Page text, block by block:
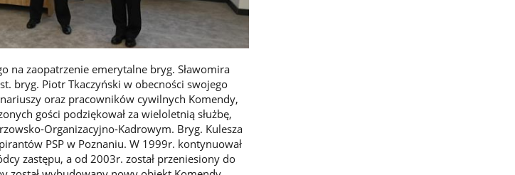
na zaopatrzenie emerytalne bryg. Sławomira
bryg. Piotr Tkaczyński w obecności swojego
oraz pracowników cywilnych Komendy,
gości podziękował za wieloletnią służbę,
Organizacyjno-Kadrowym. Bryg. Kulesza
PSP w Poznaniu. W 1999r. kontynuował
zastępu, a od 2003r. został przeniesiony do